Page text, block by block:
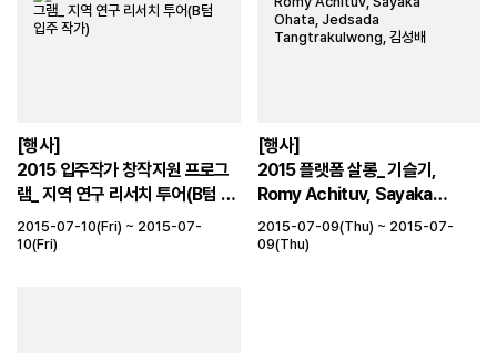
[행사]
2015 입주작가 창작지원 프로그
램_ 지역 연구 리서치 투어(B텀 입
주 작가)
2015-07-10(Fri) ~ 2015-07-
10(Fri)
[행사]
2015 플랫폼 살롱_ 기슬기,
Romy Achituv, Sayaka
Ohata, Jedsada
Tangtrakulwong, 김성배
2015-07-09(Thu) ~ 2015-07-
09(Thu)